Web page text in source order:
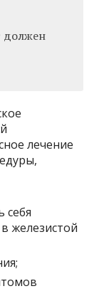
должен
лечение
себя
железистой